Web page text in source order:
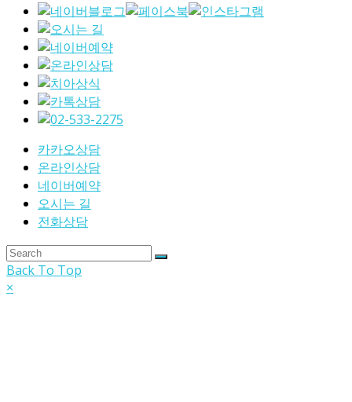
카카오상담
온라인상담
네이버예약
오시는 길
전화상담
Back To Top
×